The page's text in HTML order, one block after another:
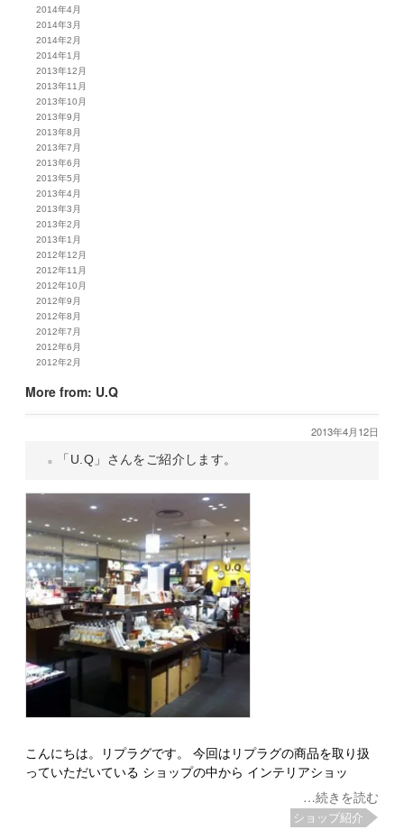
2014年4月
2014年3月
2014年2月
2014年1月
2013年12月
2013年11月
2013年10月
2013年9月
2013年8月
2013年7月
2013年6月
2013年5月
2013年4月
2013年3月
2013年2月
2013年1月
2012年12月
2012年11月
2012年10月
2012年9月
2012年8月
2012年7月
2012年6月
2012年2月
More from: U.Q
2013年4月12日
「U.Q」さんをご紹介します。
こんにちは。リプラグです。 今回はリプラグの商品を取り扱
っていただいている ショップの中から インテリアショッ
…続きを読む
ショップ紹介